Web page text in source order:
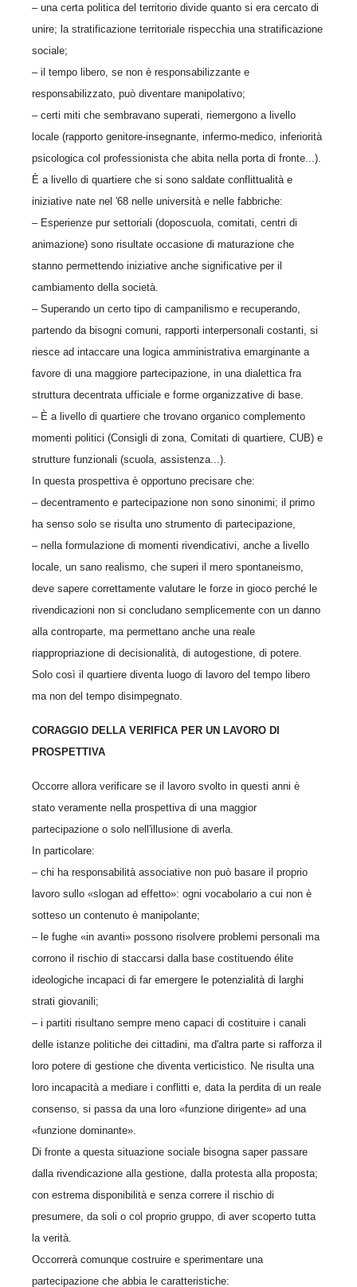
– una certa politica del territorio divide quanto si era cercato di
unire; la stratificazione territoriale rispecchia una stratificazione
sociale;
– il tempo libero, se non è responsabilizzante e
responsabilizzato, può diventare manipolativo;
– certi miti che sembravano superati, riemergono a livello
locale (rapporto genitore-insegnante, infermo-medico, inferiorità
psicologica col professionista che abita nella porta di fronte...).
È a livello di quartiere che si sono saldate conflittualità e
iniziative nate nel '68 nelle università e nelle fabbriche:
– Esperienze pur settoriali (doposcuola, comitati, centri di
animazione) sono risultate occasione di maturazione che
stanno permettendo iniziative anche significative per il
cambiamento della società.
– Superando un certo tipo di campanilismo e recuperando,
partendo da bisogni comuni, rapporti interpersonali costanti, si
riesce ad intaccare una logica amministrativa emarginante a
favore di una maggiore partecipazione, in una dialettica fra
struttura decentrata ufficiale e forme organizzative di base.
– È a livello di quartiere che trovano organico complemento
momenti politici (Consigli di zona, Comitati di quartiere, CUB) e
strutture funzionali (scuola, assistenza...).
In questa prospettiva è opportuno precisare che:
– decentramento e partecipazione non sono sinonimi; il primo
ha senso solo se risulta uno strumento di partecipazione,
– nella formulazione di momenti rivendicativi, anche a livello
locale, un sano realismo, che superi il mero spontaneismo,
deve sapere correttamente valutare le forze in gioco perché le
rivendicazioni non si concludano semplicemente con un danno
alla controparte, ma permettano anche una reale
riappropriazione di decisionalità, di autogestione, di potere.
Solo così il quartiere diventa luogo di lavoro del tempo libero
ma non del tempo disimpegnato.
CORAGGIO DELLA VERIFICA PER UN LAVORO DI
PROSPETTIVA
Occorre allora verificare se il lavoro svolto in questi anni è
stato veramente nella prospettiva di una maggior
partecipazione o solo nell'illusione di averla.
In particolare:
– chi ha responsabilità associative non può basare il proprio
lavoro sullo «slogan ad effetto»: ogni vocabolario a cui non è
sotteso un contenuto è manipolante;
– le fughe «in avanti» possono risolvere problemi personali ma
corrono il rischio di staccarsi dalla base costituendo élite
ideologiche incapaci di far emergere le potenzialità di larghi
strati giovanili;
– i partiti risultano sempre meno capaci di costituire i canali
delle istanze politiche dei cittadini, ma d'altra parte si rafforza il
loro potere di gestione che diventa verticistico. Ne risulta una
loro incapacità a mediare i conflitti e, data la perdita di un reale
consenso, si passa da una loro «funzione dirigente» ad una
«funzione dominante».
Di fronte a questa situazione sociale bisogna saper passare
dalla rivendicazione alla gestione, dalla protesta alla proposta;
con estrema disponibilità e senza correre il rischio di
presumere, da soli o col proprio gruppo, di aver scoperto tutta
la verità.
Occorrerà comunque costruire e sperimentare una
partecipazione che abbia le caratteristiche: